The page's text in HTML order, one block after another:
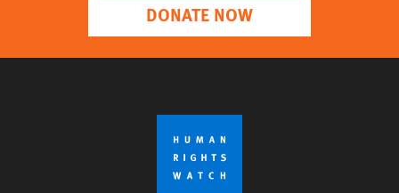
DONATE NOW